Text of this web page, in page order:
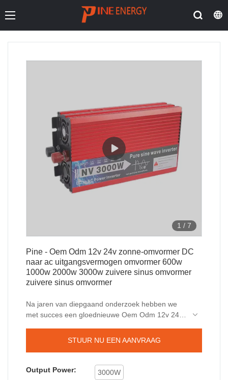
1 / 7
Pine - Oem Odm 12v 24v zonne-omvormer DC
naar ac uitgangsvermogen omvormer 600w
1000w 2000w 3000w zuivere sinus omvormer
zuivere sinus omvormer
Na jaren van diepgaand onderzoek hebben we
met succes een gloednieuwe Oem Odm 12v 24v
600w 1000w 2000w 3000w Pure Sine Wave
STUUR NU EEN AANVRAAG
Output Power: 3000W